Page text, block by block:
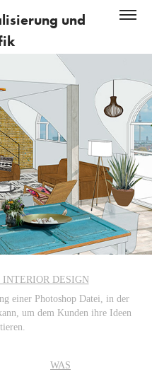
und
DESIGN
einer Photoshop Datei, in der
um dem Kunden ihre Ideen
WAS